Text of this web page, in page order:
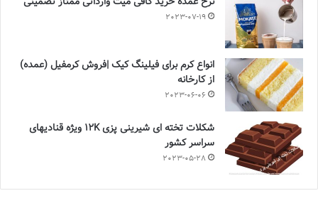
2023-07-19
انواع کرم برای فیلینگ کیک |فروش کرمفیل (عمده)
از کارخانه
2023-06-06
شکلات تخته ای شیرینی پزی 12K ویژه قنادیهای
سراسر کشور
2023-05-28